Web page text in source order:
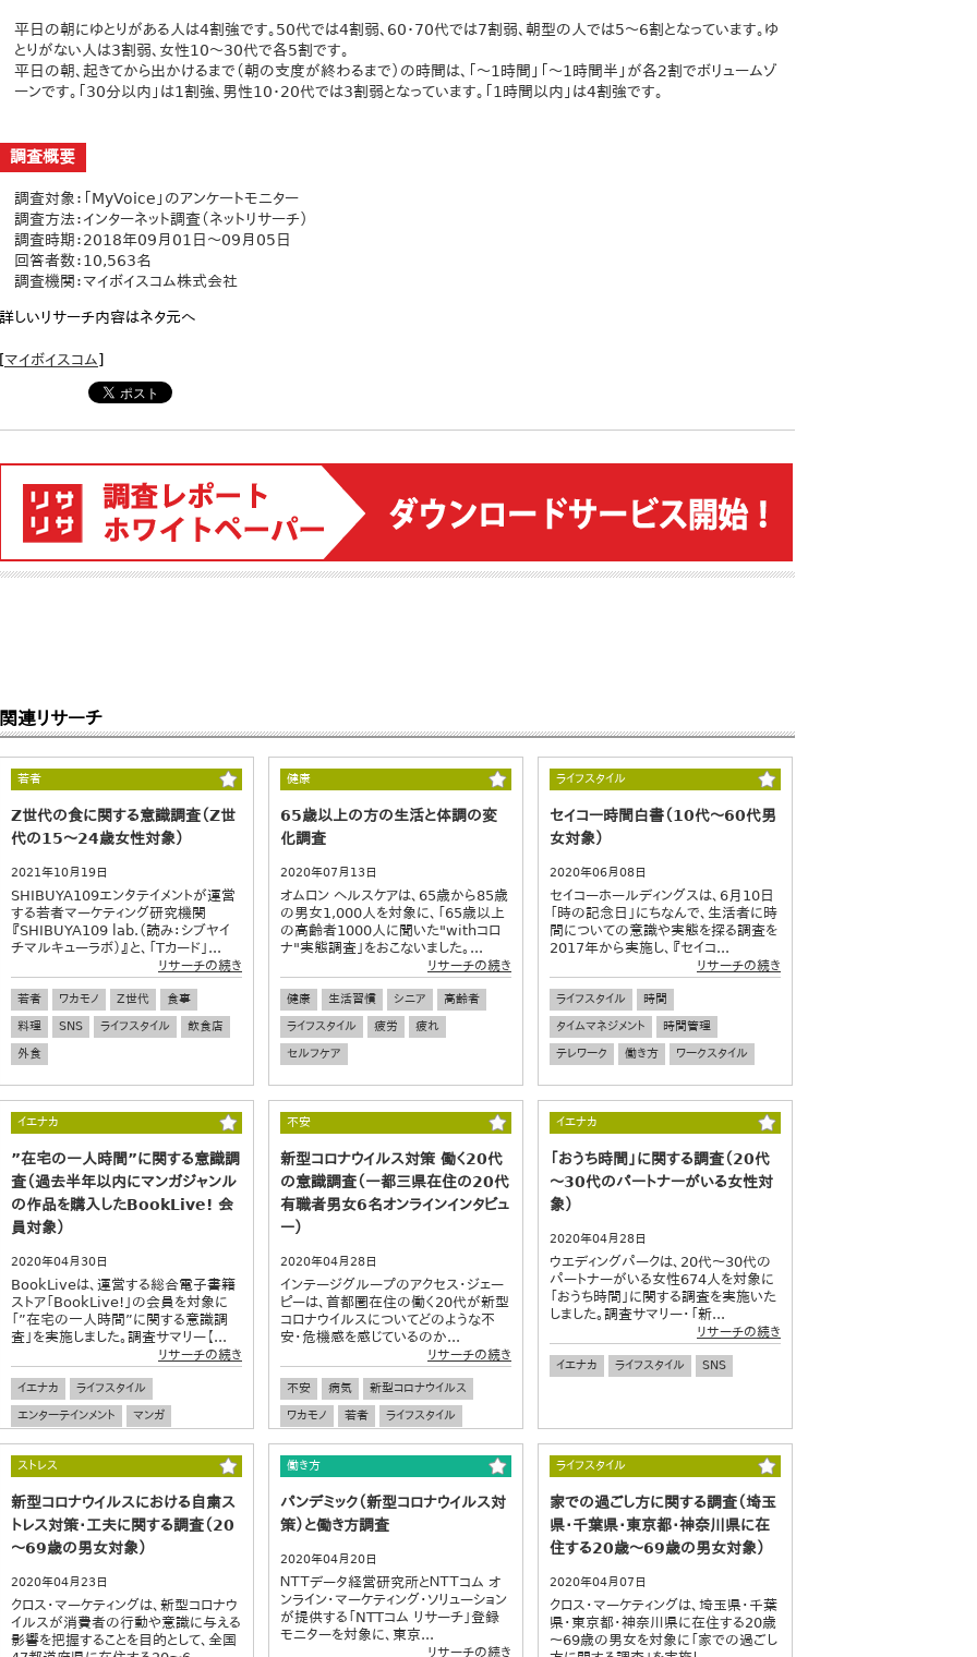
平日の朝にゆとりがある人は4割強です。50代では4割弱、60・70代では7割弱、朝型の人では5～6割となっています。ゆ
とりがない人は3割弱、女性10～30代で各5割です。
平日の朝、起きてから出かけるまで（朝の支度が終わるまで）の時間は、「～1時間」「～1時間半」が各2割でボリュームゾ
ーンです。「30分以内」は1割強、男性10・20代では3割弱となっています。「1時間以内」は4割強です。
調査概要
調査対象：「MyVoice」のアンケートモニター
調査方法：インターネット調査（ネットリサーチ）
調査時期：2018年09月01日～09月05日
回答者数：10,563名
調査機関：マイボイスコム株式会社
詳しいリサーチ内容はネタ元へ
[マイボイスコム]
関連リサーチ
若者
Z世代の食に関する意識調査（Z世
代の15～24歳女性対象）
2021年10月19日
SHIBUYA109エンタテイメントが運営
する若者マーケティング研究機関
『SHIBUYA109 lab.（読み：シブヤイ
チマルキューラボ）』と、「Tカード」...
リサーチの続き
若者 ワカモノ Z世代
食事
料理
SNS ライフスタイル
飲食店
外食
健康
65歳以上の方の生活と体調の変
化調査
2020年07月13日
オムロン ヘルスケアは、65歳から85歳
の男女1,000人を対象に、「65歳以上
の高齢者1000人に聞いた"withコロ
ナ"実態調査」をおこないました。...
リサーチの続き
健康 生活習慣 シニア
高齢者
ライフスタイル
疲労
疲れ
セルフケア
ライフスタイル
セイコー時間白書（10代～60代男
女対象）
2020年06月08日
セイコーホールディングスは、6月10日
「時の記念日」にちなんで、生活者に時
間についての意識や実態を探る調査を
2017年から実施し、『セイコ...
リサーチの続き
ライフスタイル
時間
タイムマネジメント
時間管理
テレワーク
働き方 ワークスタイル
イエナカ
”在宅の一人時間”に関する意識調
査（過去半年以内にマンガジャンル
の作品を購入したBookLive! 会
員対象）
2020年04月30日
BookLiveは、運営する総合電子書籍
ストア「BookLive!」の会員を対象に
「”在宅の一人時間”に関する意識調
査」を実施しました。調査サマリー【...
リサーチの続き
イエナカ
ライフスタイル
エンターテインメント
マンガ
不安
新型コロナウイルス対策 働く20代
の意識調査（一都三県在住の20代
有職者男女6名オンラインインタビュ
ー）
2020年04月28日
インテージグループのアクセス・ジェー
ピーは、首都圏在住の働く20代が新型
コロナウイルスについてどのような不
安・危機感を感じているのか...
リサーチの続き
不安 病気
新型コロナウイルス
ワカモノ
若者 ライフスタイル
イエナカ
「おうち時間」に関する調査（20代
～30代のパートナーがいる女性対
象）
2020年04月28日
ウエディングパークは、20代～30代の
パートナーがいる女性674人を対象に
「おうち時間」に関する調査を実施いた
しました。調査サマリー・「新...
リサーチの続き
イエナカ ライフスタイル SNS
ストレス
新型コロナウイルスにおける自粛ス
トレス対策・工夫に関する調査（20
～69歳の男女対象）
2020年04月23日
クロス・マーケティングは、新型コロナウ
イルスが消費者の行動や意識に与える
影響を把握することを目的として、全国
働き方
パンデミック（新型コロナウイルス対
策）と働き方調査
2020年04月20日
ＮＴＴデータ経営研究所とＮＴＴコム オ
ンライン・マーケティング・ソリューション
が提供する「NTTコム リサーチ」登録
モニターを対象に、東京...
リサーチの続き
ライフスタイル
家での過ごし方に関する調査（埼玉
県・千葉県・東京都・神奈川県に在
住する20歳～69歳の男女対象）
2020年04月07日
クロス・マーケティングは、埼玉県・千葉
県・東京都・神奈川県に在住する20歳
～69歳の男女を対象に「家での過ごし